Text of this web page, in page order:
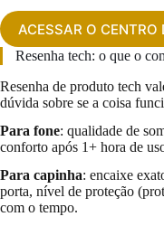
ACESSAR O CENTRO
Resenha tech: o que o
Resenha de produto tech
dúvida sobre se a coisa
Para fone: qualidade de
conforto após 1+ hora de
Para capinha: encaixe
porta, nível de proteção
com o tempo.